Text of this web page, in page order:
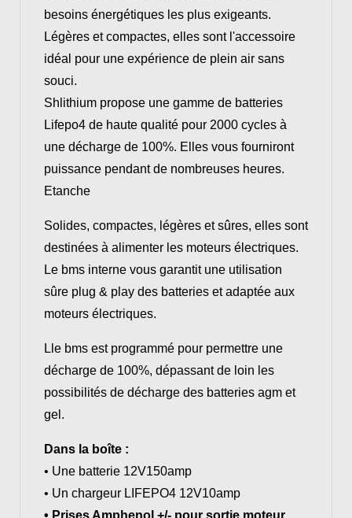
besoins énergétiques les plus exigeants.
Légères et compactes, elles sont l'accessoire
idéal pour une expérience de plein air sans
souci.
Shlithium propose une gamme de batteries
Lifepo4 de haute qualité pour 2000 cycles à
une décharge de 100%. Elles vous fourniront
puissance pendant de nombreuses heures.
Etanche
Solides, compactes, légères et sûres, elles sont
destinées à alimenter les moteurs électriques.
Le bms interne vous garantit une utilisation
sûre plug & play des batteries et adaptée aux
moteurs électriques.
Lle bms est programmé pour permettre une
décharge de 100%, dépassant de loin les
possibilités de décharge des batteries agm et
gel.
Dans la boîte :
• Une batterie 12V150amp
• Un chargeur LIFEPO4 12V10amp
• Prises Amphenol +/- pour sortie moteur